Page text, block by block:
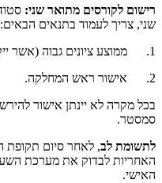
רישום לקורסים מתואר שני:
שני, צריך לעמוד בתנאים הבאים:
1. ממוצע ציונים גבוה (אשר ייקבע על-ידי ועדת ההוראה).
2. אישור ראש המחלקה.
בכל מקרה לא יינתן אישור
סמסטר.
לתשומת לב, לאחר סיום תקופת
האחריות לבדוק את מערכת
האישי.